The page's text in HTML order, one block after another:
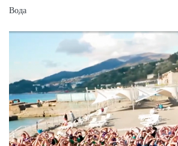
Вода